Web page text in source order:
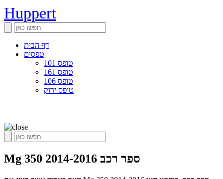
Huppert
דף הבית
טפסים
טופס 101
טופס 161
טופס 106
טופס ירוק
Mg 350 2014-2016 ספר רכב